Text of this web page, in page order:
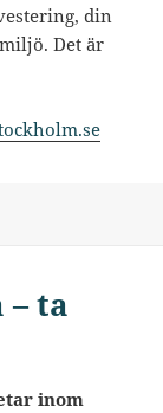
din
Det är
ta
inom